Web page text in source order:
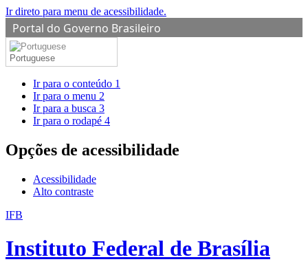
Ir direto para menu de acessibilidade.
Portal do Governo Brasileiro
Portuguese
Ir para o conteúdo 1
Ir para o menu 2
Ir para a busca 3
Ir para o rodapé 4
Opções de acessibilidade
Acessibilidade
Alto contraste
IFB
Instituto Federal de Brasília